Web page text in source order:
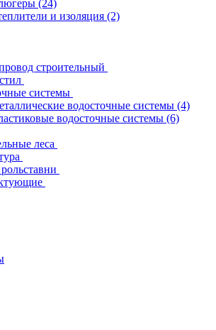
(24)
и изоляция (2)
строительный
системы
водосточные системы (4)
водосточные системы (6)
леса